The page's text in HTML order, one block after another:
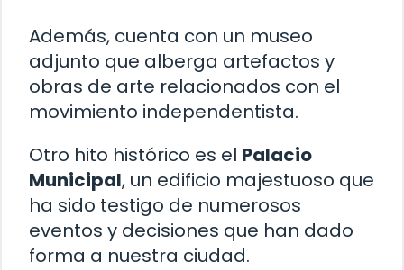
Además, cuenta con un museo
adjunto que alberga artefactos y
obras de arte relacionados con el
movimiento independentista.
Otro hito histórico es el Palacio
Municipal, un edificio majestuoso que
ha sido testigo de numerosos
eventos y decisiones que han dado
forma a nuestra ciudad.